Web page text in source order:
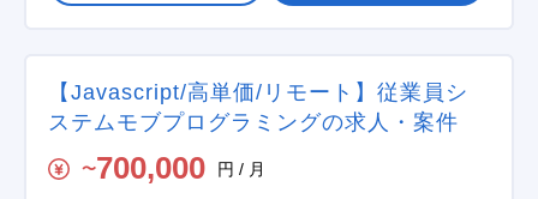
【Javascript/高単価/リモート】従業員シ
ステムモブプログラミングの求人・案件
〜700,000 円 / 月